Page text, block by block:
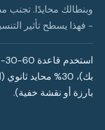
وبنطالك محايدًا. تجنب
- فهذا يسطح تأثير
بارزة أو نقشة خفية).